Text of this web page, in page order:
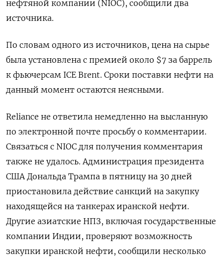
‌нефтяной компании (NIOC), сообщили два
источника.
По ‌словам одного из источников, цена на сырье ​
была установлена с премией около $7 за ‌баррель
к фьючерсам ICE Brent. Сроки поставки ​нефти на
данный момент остаются неясными.
Reliance ‌не ответила немедленно на высланную
по электронной почте просьбу о комментарии.
Связаться с ​NIOC ​для получения комментария
‌также не удалось. Администрация президента
США Дональда ​Трампа в пятницу на 30 дней
приостановила действие санкций на закупку
находящейся на танкерах иранской нефти.
Другие азиатские НПЗ, включая государственные
компании Индии, проверяют возможность
закупки иранской нефти, сообщили несколько